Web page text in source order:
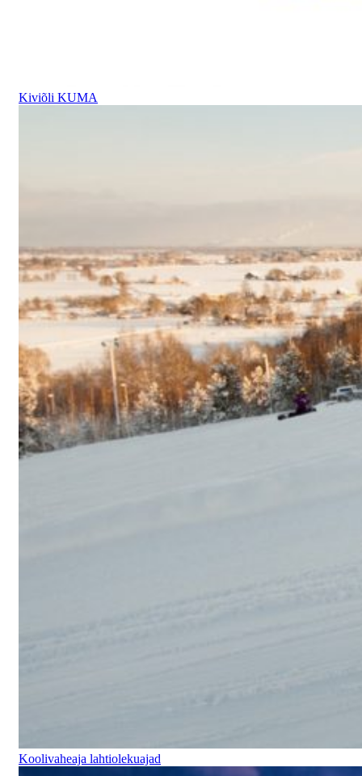
Kiviõli KUMA
Koolivaheaja lahtiolekuajad